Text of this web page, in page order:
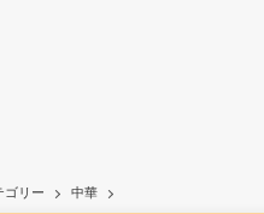
ゴリー 中華